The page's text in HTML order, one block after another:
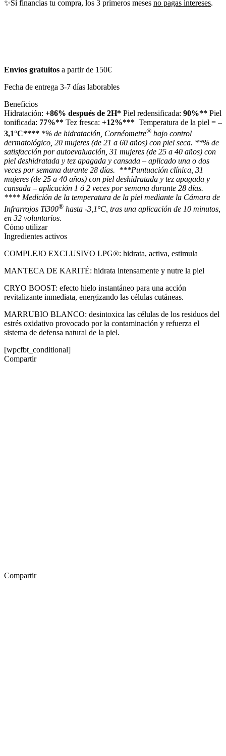
✨Si financias tu compra, los 3 primeros meses no pagas intereses.
Envíos gratuitos a partir de 150€
Fecha de entrega 3-7 días laborables
Beneficios
Hidratación: +86% después de 2H* Piel redensificada: 90%** Piel
tonificada: 77%** Tez fresca: +12%*** Temperatura de la piel = –
3,1°C**** *% de hidratación, Cornéometre® bajo control
dermatológico, 20 mujeres (de 21 a 60 años) con piel seca. **% de
satisfacción por autoevaluación, 31 mujeres (de 25 a 40 años) con
piel deshidratada y tez apagada y cansada – aplicado una o dos
veces por semana durante 28 días. ***Puntuación clínica, 31
mujeres (de 25 a 40 años) con piel deshidratada y tez apagada y
cansada – aplicación 1 ó 2 veces por semana durante 28 días.
**** Medición de la temperatura de la piel mediante la Cámara de
Infrarrojos Ti300® hasta -3,1°C, tras una aplicación de 10 minutos,
en 32 voluntarios.
Cómo utilizar
Ingredientes activos
COMPLEJO EXCLUSIVO LPG®: hidrata, activa, estimula
MANTECA DE KARITÉ: hidrata intensamente y nutre la piel
CRYO BOOST: efecto hielo instantáneo para una acción
revitalizante inmediata, energizando las células cutáneas.
MARRUBIO BLANCO: desintoxica las células de los residuos del
estrés oxidativo provocado por la contaminación y refuerza el
sistema de defensa natural de la piel.
[wpcfbt_conditional]
Compartir
Compartir